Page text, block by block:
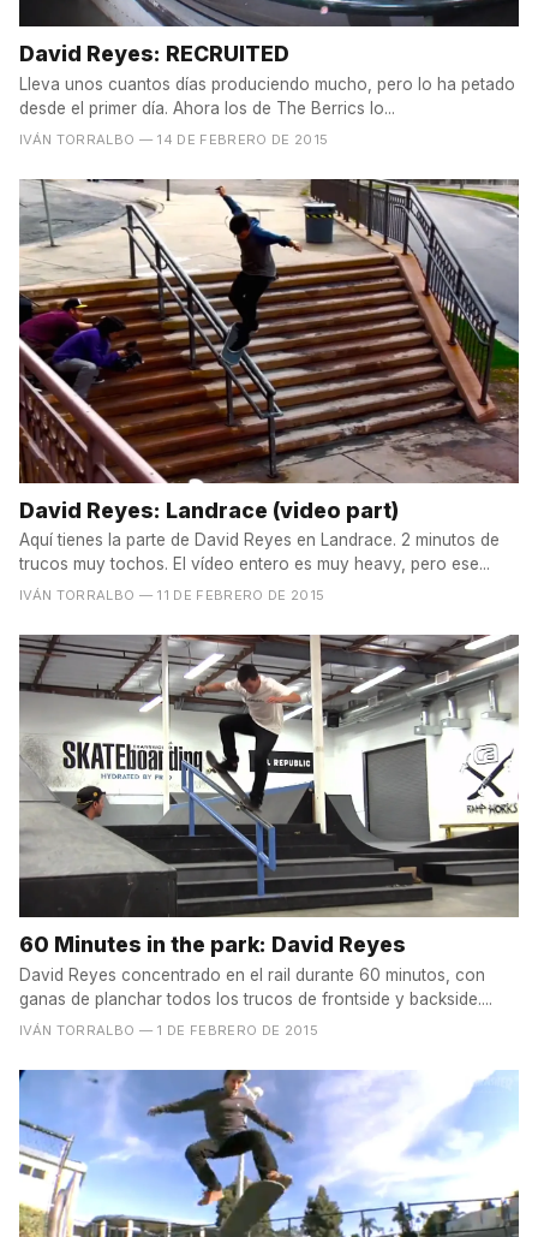
David Reyes: RECRUITED
Lleva unos cuantos días produciendo mucho, pero lo ha petado
desde el primer día. Ahora los de The Berrics lo...
IVÁN TORRALBO — 14 DE FEBRERO DE 2015
David Reyes: Landrace (video part)
Aquí tienes la parte de David Reyes en Landrace. 2 minutos de
trucos muy tochos. El vídeo entero es muy heavy, pero ese...
IVÁN TORRALBO — 11 DE FEBRERO DE 2015
60 Minutes in the park: David Reyes
David Reyes concentrado en el rail durante 60 minutos, con
ganas de planchar todos los trucos de frontside y backside....
IVÁN TORRALBO — 1 DE FEBRERO DE 2015